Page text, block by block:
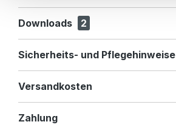
Downloads 2
Sicherheits- und Pflegehinweise
Versandkosten
Zahlung